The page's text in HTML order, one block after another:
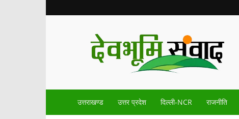
Devbhoomisamvad.com
उत्तराखण्ड उत्तर प्रदेश दिल्ली-NCR राजनीति